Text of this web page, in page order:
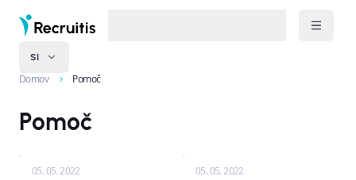
SI
Domov Pomoč
Pomoč
05. 05. 2022 05. 05. 2022